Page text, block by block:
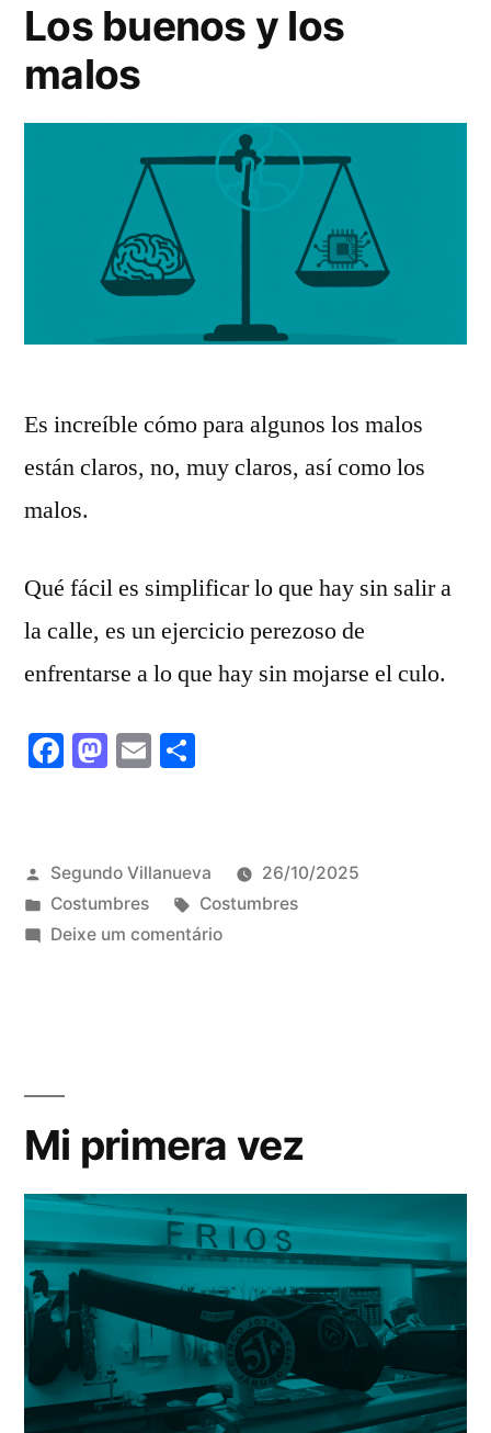
Los buenos y los
malos
Es increíble cómo para algunos los malos
están claros, no, muy claros, así como los
malos.
Qué fácil es simplificar lo que hay sin salir a
la calle, es un ejercicio perezoso de
enfrentarse a lo que hay sin mojarse el culo.
Facebook
Mastodon
Email
Publicado
por
Segundo Villanueva
26/10/2025
Publicado
em
Costumbres Tags:
Costumbres
Deixe um comentárioem
Mi primera vez